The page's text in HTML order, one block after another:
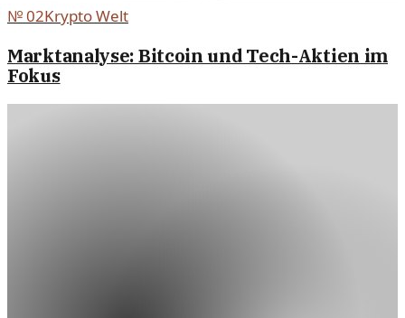
№02Krypto Welt
Marktanalyse: Bitcoin und Tech-Aktien im
Fokus